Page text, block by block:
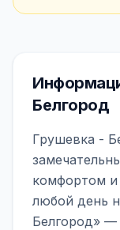
Белгород
Грушевка -
комфортом и
любой день
Белгород» —